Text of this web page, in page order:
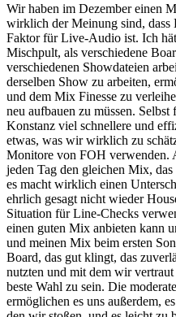
Wir haben im Dezember einen
wirklich der Meinung sind, dass
Faktor für Live-Audio ist. Ich
Mischpult, als verschiedene
verschiedenen Showdateien
derselben Show zu arbeiten,
und dem Mix Finesse zu
neu aufbauen zu müssen.
Konstanz viel schnellere und
etwas, was wir wirklich zu
Monitore von FOH verwenden.
jeden Tag den gleichen Mix,
es macht wirklich einen
ehrlich gesagt nicht wieder
Situation für Line-Checks
einen guten Mix anbieten kann
und meinen Mix beim ersten
Board, das gut klingt, das
nutzten und mit dem wir
beste Wahl zu sein. Die
ermöglichen es uns außerdem,